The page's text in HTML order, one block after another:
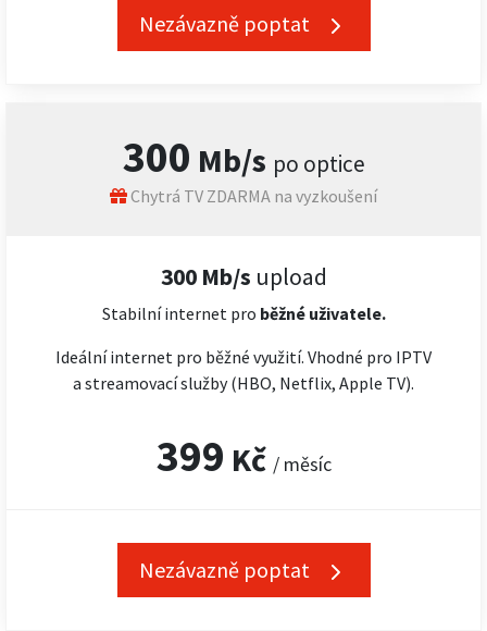
300 Mb/s po optice
Chytrá TV ZDARMA na vyzkoušení
300 Mb/s upload
Stabilní internet pro běžné uživatele.
Ideální internet pro běžné využití. Vhodné pro IPTV
a streamovací služby (HBO, Netflix, Apple TV).
399 Kč / měsíc
Nezávazně poptat
Nezávazně poptat